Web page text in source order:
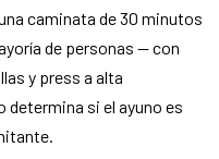
caminata de 30 minutos
de personas — con
y press a alta
si el ayuno es